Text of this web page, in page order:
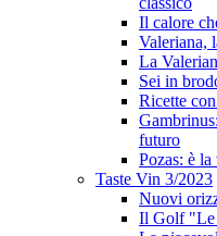
Il calore
Valeriana,
La
Sei in
Ricette
futuro
Pozas: è
Taste Vin 3/2023
Nuovi
Il Golf "Le